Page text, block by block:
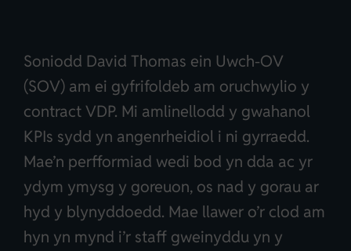
Soniodd David Thomas ein Uwch-OV
(SOV) am ei gyfrifoldeb am oruchwylio y
contract VDP. Mi amlinellodd y gwahanol
KPIs sydd yn angenrheidiol i ni gyrraedd.
Mae’n perfformiad wedi bod yn dda ac yr
ydym ymysg y goreuon, os nad y gorau ar
hyd y blynyddoedd. Mae llawer o’r clod am
hyn yn mynd i’r staff gweinyddu yn y